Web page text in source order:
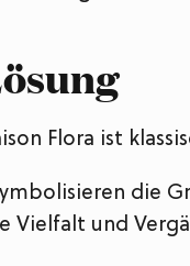
Flora ist
die
Vielfalt und